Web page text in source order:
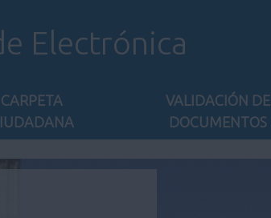
Electrónica
CARPETA
VALIDACIÓN DE
DOCUMENTOS